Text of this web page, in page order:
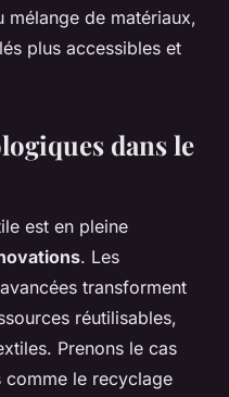
mélange de matériaux,
plus accessibles et
dans le
est en pleine
. Les
avancées transforment
réutilisables,
Prenons le cas
comme le recyclage